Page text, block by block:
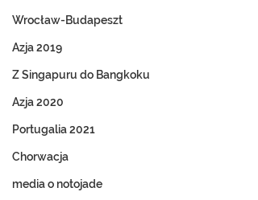
Wrocław-Budapeszt
Azja 2019
Z Singapuru do Bangkoku
Azja 2020
Portugalia 2021
Chorwacja
media o notojade